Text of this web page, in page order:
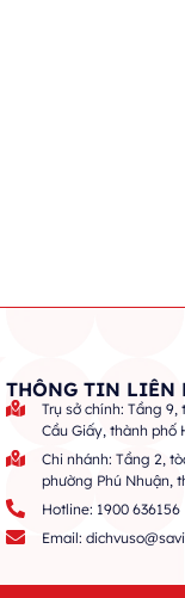
THÔNG TIN LIÊN
Trụ sở chính: Tầng 9,
Cầu Giấy, thành phố
Chi nhánh: Tầng 2,
phường Phú Nhuận,
Hotline: 1900 636156
Email: